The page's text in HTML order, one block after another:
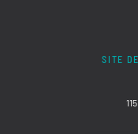
SITE